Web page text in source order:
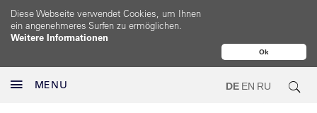
Ok
Diese Webseite verwendet Cookies, um Ihnen
ein angenehmeres Surfen zu ermöglichen.
Weitere Informationen
MENU DE EN RU